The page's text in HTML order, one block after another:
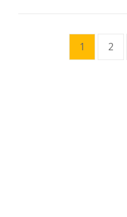
1 2